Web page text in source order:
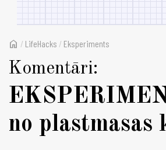
home / LifeHacks / Eksperiments
Komentāri:
no plastmasas